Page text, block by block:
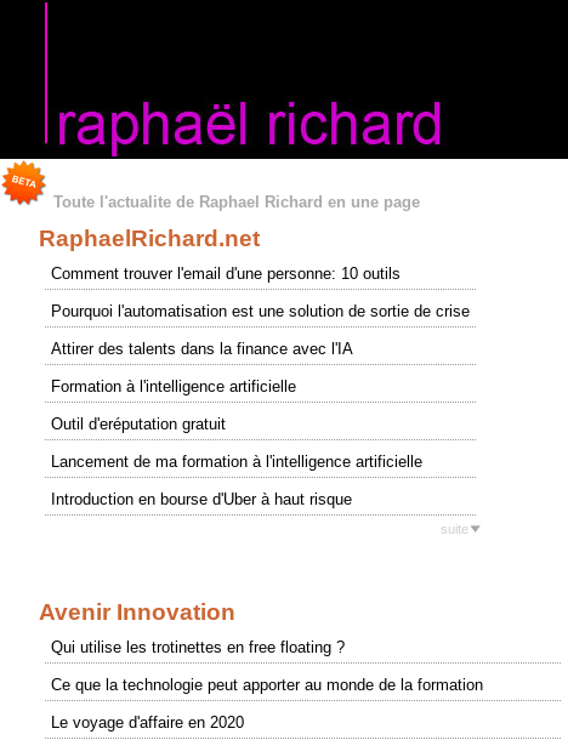
Toute l'actualite de Raphael Richard en une page
RaphaelRichard.net
Comment trouver l'email d'une personne: 10 outils
Pourquoi l'automatisation est une solution de sortie de crise
Attirer des talents dans la finance avec l'IA
Formation à l'intelligence artificielle
Outil d'eréputation gratuit
Lancement de ma formation à l'intelligence artificielle
Introduction en bourse d'Uber à haut risque
suite
Avenir Innovation
Qui utilise les trotinettes en free floating ?
Ce que la technologie peut apporter au monde de la formation
Le voyage d'affaire en 2020